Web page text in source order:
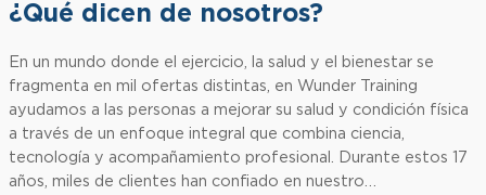
¿Qué dicen de nosotros?
En un mundo donde el ejercicio, la salud y el bienestar se
fragmenta en mil ofertas distintas, en Wunder Training
ayudamos a las personas a mejorar su salud y condición física
a través de un enfoque integral que combina ciencia,
tecnología y acompañamiento profesional. Durante estos 17
años, miles de clientes han confiado en nuestro…